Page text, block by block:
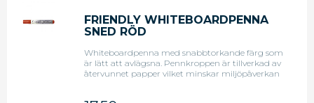
FRIENDLY WHITEBOARDPENNA
SNED RÖD
Whiteboardpenna med snabbtorkande färg som
är lätt att avlägsna. Pennkroppen är tillverkad av
återvunnet papper vilket minskar miljöpåverkan